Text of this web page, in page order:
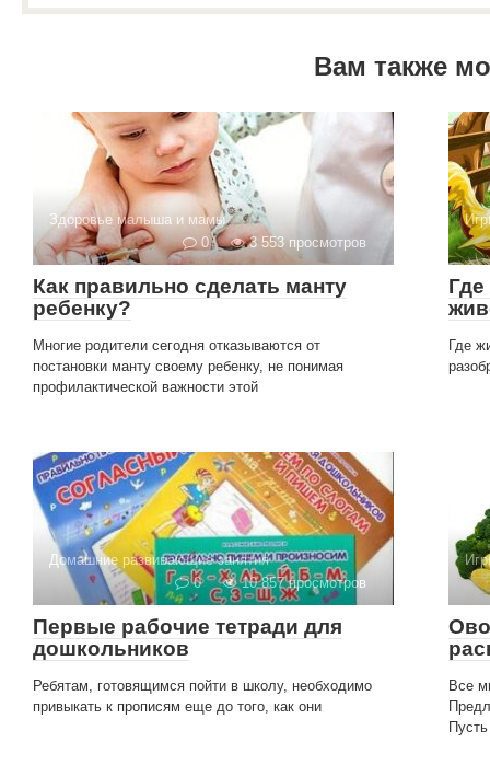
Вам также
Здоровье малыша и мамы
0
3 553 просмотров
Как правильно сделать манту
ребенку?
Многие родители сегодня отказываются от
постановки манту своему ребенку, не понимая
профилактической важности этой
Где
Домашние развивающие занятия
0
10 857 просмотров
Первые рабочие тетради для
дошкольников
Ребятам, готовящимся пойти в школу, необходимо
привыкать к прописям еще до того, как они
Все
Пусть